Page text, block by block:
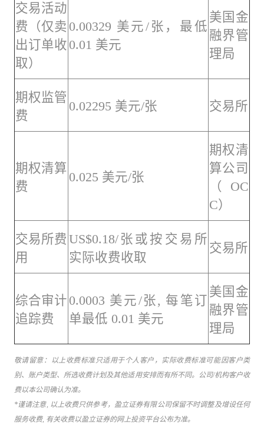
交易活动
费（仅卖
出订单收
取）
0.00329 美元/张，最低
0.01 美元
美国金
融界管
理局
期权监管
费
0.02295 美元/张 交易所
期权清算
费
0.025 美元/张
期权清
算公司
（OC
C）
交易所费
用
US$0.18/张或按交易所
实际收费收取
交易所
综合审计
追踪费
0.0003 美元/张, 每笔订
单最低 0.01 美元
美国金
融界管
理局
敬请留意：以上收费标准只适用于个人客户，实际收费标准可能因客户类
别、账户类型、所选收费计划及其他适用安排而有所不同。公司/机构客户收
费以本公司确认为准。
*谨请注意, 以上收费只供参考，盈立证券有限公司保留不时调整及增设任何
服务收费, 有关收费以盈立证券的网上投资平台公布为准。